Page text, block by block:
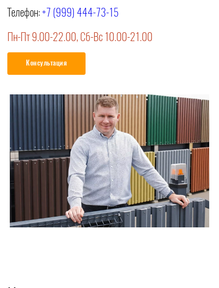
Телефон: +7 (999) 444-73-15
Пн-Пт 9.00-22.00, Сб-Вс 10.00-21.00
Консультация